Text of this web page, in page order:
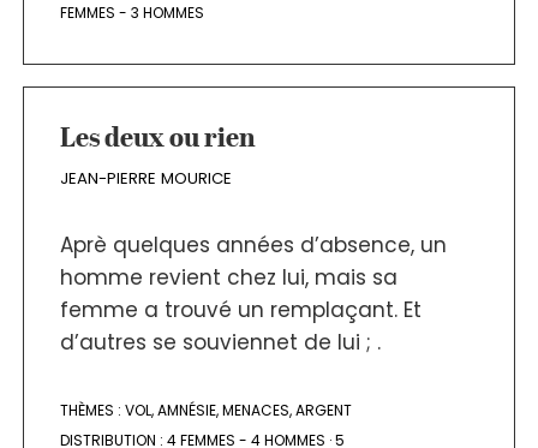
FEMMES - 3 HOMMES
Les deux ou rien
JEAN-PIERRE MOURICE
Aprè quelques années d’absence, un
homme revient chez lui, mais sa
femme a trouvé un remplaçant. Et
d’autres se souviennet de lui ; .
THÈMES : VOL,AMNÉSIE,MENACES,ARGENT
DISTRIBUTION : 4 FEMMES - 4 HOMMES ·5